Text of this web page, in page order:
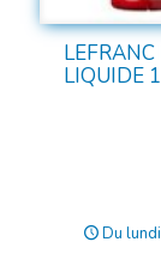
LIQUIDE
Du